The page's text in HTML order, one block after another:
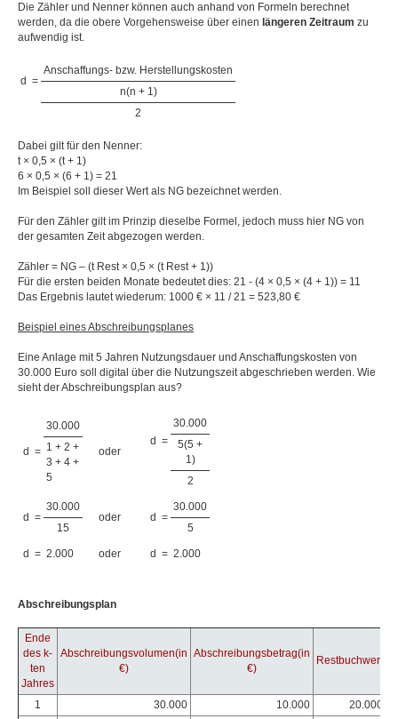
Die Zähler und Nenner können auch anhand von Formeln berechnet
werden, da die obere Vorgehensweise über einen längeren Zeitraum zu
aufwendig ist.
d =
Anschaffungs- bzw. Herstellungskosten
n(n + 1)
2
Dabei gilt für den Nenner:
t × 0,5 × (t + 1)
6 × 0,5 × (6 + 1) = 21
Im Beispiel soll dieser Wert als NG bezeichnet werden.
Für den Zähler gilt im Prinzip dieselbe Formel, jedoch muss hier NG von
der gesamten Zeit abgezogen werden.
Zähler = NG – (t Rest × 0,5 × (t Rest + 1))
Für die ersten beiden Monate bedeutet dies: 21 - (4 × 0,5 × (4 + 1)) = 11
Das Ergebnis lautet wiederum: 1000 € × 11 / 21 = 523,80 €
Beispiel eines Abschreibungsplanes
Eine Anlage mit 5 Jahren Nutzungsdauer und Anschaffungskosten von
30.000 Euro soll digital über die Nutzungszeit abgeschrieben werden. Wie
sieht der Abschreibungsplan aus?
d =
30.000
1 + 2 +
3 + 4 +
5
oder
d =
30.000
5(5 +
1)
2
d =
30.000
15
oder d =
30.000
5
d = 2.000 oder d = 2.000
Abschreibungsplan
Ende
des k-
ten
Jahres
Abschreibungsvolumen(in
€)
Abschreibungsbetrag(in
€)
Restbuchwert
1 30.000 10.000
20.000